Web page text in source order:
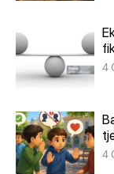
4
4